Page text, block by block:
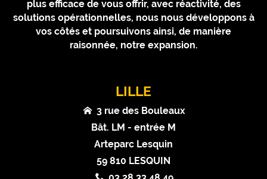
plus efficace de vous offrir, avec réactivité, des
solutions opérationnelles, nous nous développons à
vos côtés et poursuivons ainsi, de manière
raisonnée, notre expansion.
LILLE
3 rue des Bouleaux
Bât. LM - entrée M
Arteparc Lesquin
59 810 LESQUIN